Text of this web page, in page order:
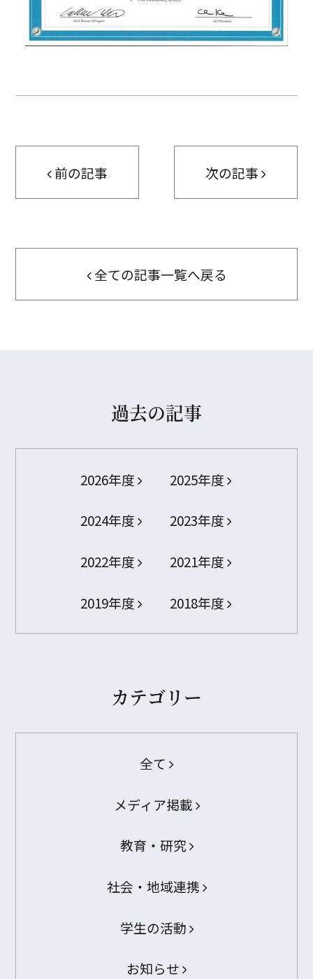
前の記事 次の記事
全ての記事一覧へ戻る
過去の記事
2026年度 2025年度
2024年度 2023年度
2022年度 2021年度
2019年度 2018年度
カテゴリー
全て
メディア掲載
教育・研究
社会・地域連携
学生の活動
お知らせ